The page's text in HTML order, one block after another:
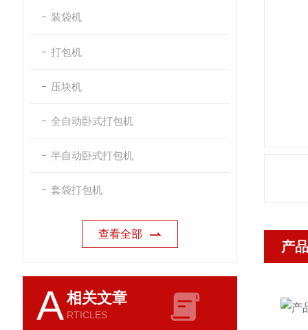
装袋机
打包机
压块机
全自动卧式打包机
半自动卧式打包机
套袋打包机
查看全部
A相关文章
RTICLES
产